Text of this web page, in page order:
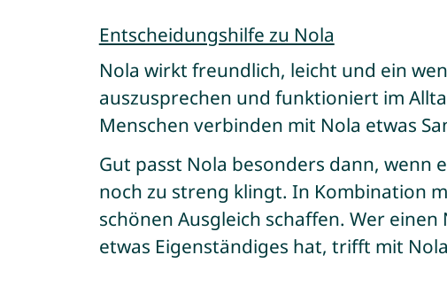
Entscheidungshilfe zu Nola
Nola wirkt freundlich, leicht und ein
auszusprechen und funktioniert im
Menschen verbinden mit Nola etwas
Gut passt Nola besonders dann, wenn
noch zu streng klingt. In Kombination
schönen Ausgleich schaffen. Wer
etwas Eigenständiges hat, trifft mit